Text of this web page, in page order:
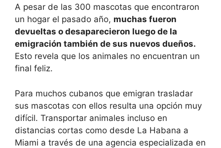
A pesar de las 300 mascotas que encontraron
un hogar el pasado año, muchas fueron
devueltas o desaparecieron luego de la
emigración también de sus nuevos dueños.
Esto revela que los animales no encuentran un
final feliz.
Para muchos cubanos que emigran trasladar
sus mascotas con ellos resulta una opción muy
difícil. Transportar animales incluso en
distancias cortas como desde La Habana a
Miami a través de una agencia especializada en